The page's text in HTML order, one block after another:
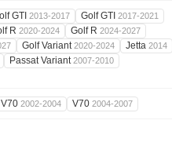
GTI 2013-2017 Golf GTI 2017-2021
R 2020-2024 Golf R 2024-2027
Golf Variant2020-2024 Jetta 2014
Passat Variant2007-2010
V70 2002-2004 V70 2004-2007